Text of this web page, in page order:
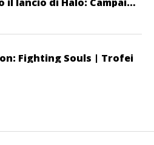
Fighting Souls | Trofei